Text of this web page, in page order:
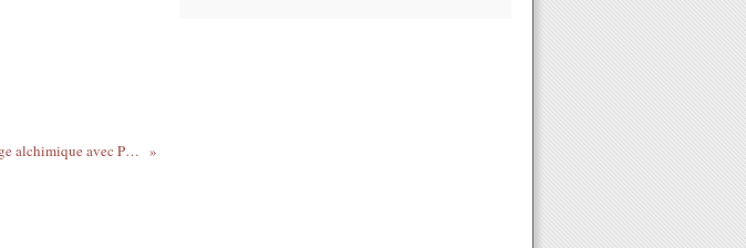
Le langage des oiseaux : voyage alchimique avec Patrick Burensteinas